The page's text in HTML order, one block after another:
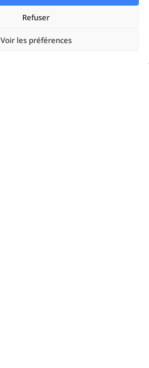
Refuser
Voir les préférences